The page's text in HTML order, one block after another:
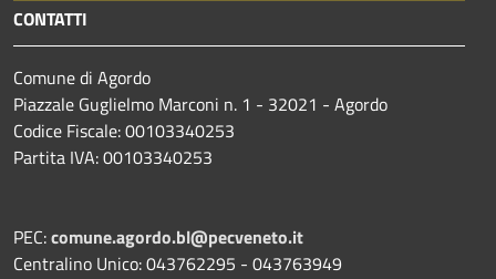
CONTATTI
Comune di Agordo
Piazzale Guglielmo Marconi n. 1 - 32021 - Agordo
Codice Fiscale: 00103340253
Partita IVA: 00103340253
PEC:comune.agordo.bl@pecveneto.it
Centralino Unico: 043762295 - 043763949